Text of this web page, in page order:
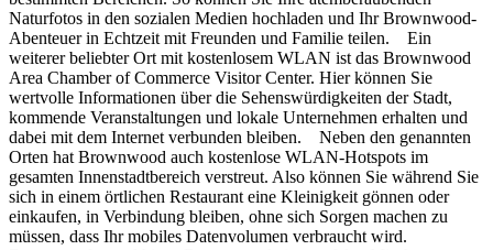
Naturfotos in den sozialen Medien hochladen und Ihr Brownwood-
Abenteuer in Echtzeit mit Freunden und Familie teilen. Ein
weiterer beliebter Ort mit kostenlosem WLAN ist das Brownwood
Area Chamber of Commerce Visitor Center. Hier können Sie
wertvolle Informationen über die Sehenswürdigkeiten der Stadt,
kommende Veranstaltungen und lokale Unternehmen erhalten und
dabei mit dem Internet verbunden bleiben. Neben den genannten
Orten hat Brownwood auch kostenlose WLAN-Hotspots im
gesamten Innenstadtbereich verstreut. Also können Sie während Sie
sich in einem örtlichen Restaurant eine Kleinigkeit gönnen oder
einkaufen, in Verbindung bleiben, ohne sich Sorgen machen zu
müssen, dass Ihr mobiles Datenvolumen verbraucht wird.